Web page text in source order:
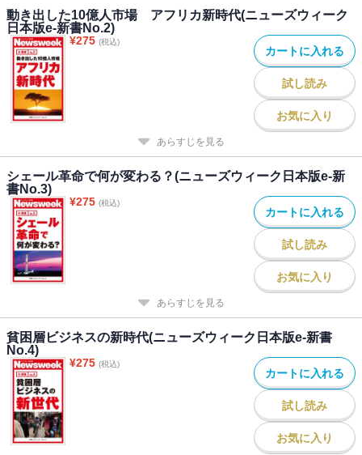
動き出した10億人市場 アフリカ新時代(ニューズウィーク
日本版e-新書No.2)
¥275 (税込)
カートに入れる
試し読み
お気に入り
あらすじを見る
シェール革命で何が変わる？(ニューズウィーク日本版e-新
書No.3)
¥275 (税込)
カートに入れる
試し読み
お気に入り
あらすじを見る
貧困層ビジネスの新時代(ニューズウィーク日本版e-新書
No.4)
¥275 (税込)
カートに入れる
試し読み
お気に入り